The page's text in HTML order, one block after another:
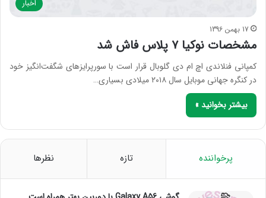
اخبار
17 بهمن 1396
مشخصات نوکیا ۷ پلاس فاش شد
کمپانی فنلاندی اچ ام دی گلوبال قرار است با سورپرایزهای شگفت‌انگیز خود
در کنگره جهانی موبایل سال ۲۰۱۸ میلادی بسیاری…
بیشتر بخوانید »
پرخواننده تازه نظرها